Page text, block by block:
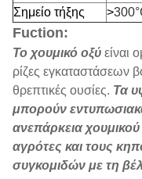
Σημείο τήξης >
Fuction:
Το χουμικό οξύ είναι
ρίζες εγκαταστάσεων
θρεπτικές ουσίες. Τα
μπορούν
ανεπάρκεια
αγρότες και τους
συγκομιδών με τη